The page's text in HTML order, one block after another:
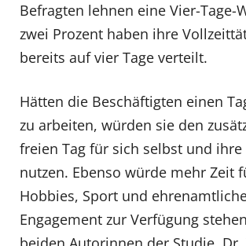
Befragten lehnen eine Vier-Tage-
zwei Prozent haben ihre
bereits auf vier Tage verteilt.
Hätten die Beschäftigten einen
zu arbeiten, würden sie den
freien Tag für sich selbst und ihre
nutzen. Ebenso würde mehr Zeit
Hobbies, Sport und
Engagement zur Verfügung